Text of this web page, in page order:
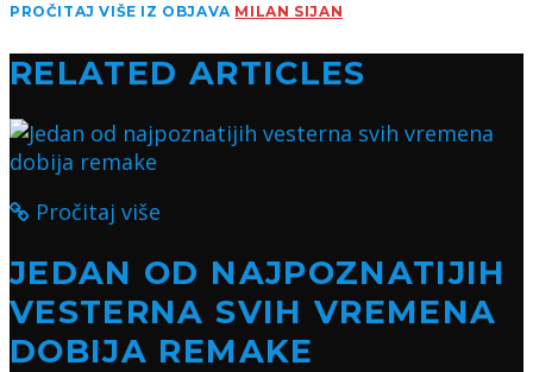
PROČITAJ VIŠE IZ OBJAVA MILAN SIJAN
RELATED ARTICLES
Pročitaj više
JEDAN OD NAJPOZNATIJIH
VESTERNA SVIH VREMENA
DOBIJA REMAKE